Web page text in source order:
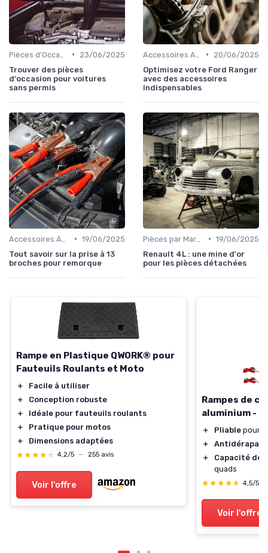
•
23/06/2025
Trouver des pièces
d'occasion pour voitures
sans permis
•
20/06/2025
Optimisez votre Ford Ranger
avec des accessoires
indispensables
• 19/06/2025
Tout savoir sur la prise à 13
broches pour remorque
• 19/06/2025
Renault 4L : une mine d'or
pour les pièces détachées
Rampe en Plastique QWORK® pour
Fauteuils Roulants et Moto
＋
Facile à utiliser
＋
Conception robuste
＋
Idéale pour fauteuils roulants
＋
Pratique pour motos
＋
Dimensions adaptées
★★★★★
★★★★★ 4,2/5 — 255 avis
Voir l'offre
Rampes de
aluminium - 2
＋ Pliable pour
＋
＋
Capacité de
quads
★★★★★
★★★★★ 4,5/5
Voir l'offre